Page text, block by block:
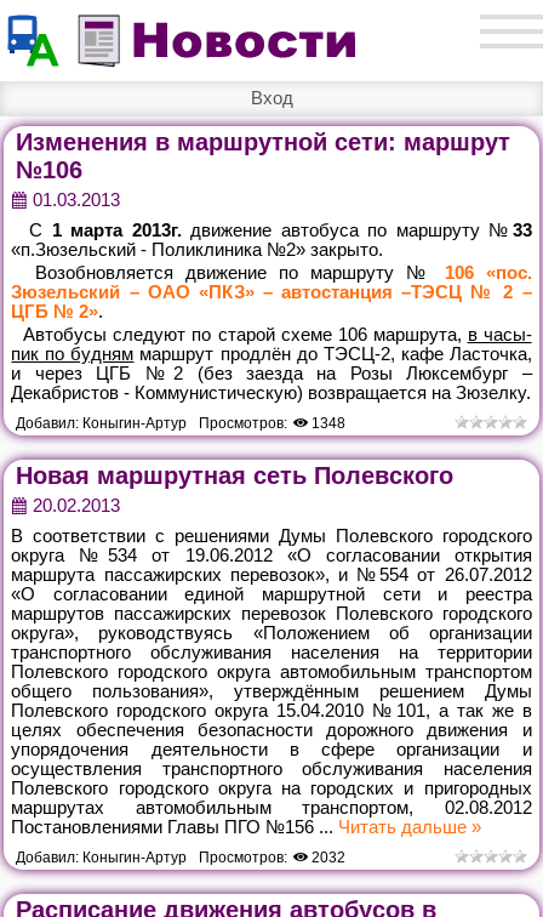
Вход
Изменения в маршрутной сети: маршрут
№106
01.03.2013
С 1 марта 2013г.движение автобуса по маршруту № 33
«п.Зюзельский - Поликлиника №2» закрыто.
Возобновляется движение по маршруту № 106 «пос.
Зюзельский – ОАО «ПКЗ» – автостанция –ТЭСЦ № 2 –
ЦГБ № 2».
Автобусы следуют по старой схеме 106 маршрута, в часы-
пик по будням маршрут продлён до ТЭСЦ-2, кафе Ласточка,
и через ЦГБ №2 (без заезда на Розы Люксембург –
Декабристов - Коммунистическую) возвращается на Зюзелку.
Добавил: Коныгин-Артур Просмотров: 1348
Новая маршрутная сеть Полевского
20.02.2013
В соответствии с решениями Думы Полевского городского
округа №534 от 19.06.2012 «О согласовании открытия
маршрута пассажирских перевозок», и №554 от 26.07.2012
«О согласовании единой маршрутной сети и реестра
маршрутов пассажирских перевозок Полевского городского
округа», руководствуясь «Положением об организации
транспортного обслуживания населения на территории
Полевского городского округа автомобильным транспортом
общего пользования», утверждённым решением Думы
Полевского городского округа 15.04.2010 №101, а так же в
целях обеспечения безопасности дорожного движения и
упорядочения деятельности в сфере организации и
осуществления транспортного обслуживания населения
Полевского городского округа на городских и пригородных
маршрутах автомобильным транспортом, 02.08.2012
Постановлениями Главы ПГО №156 ... Читать дальше »
Добавил: Коныгин-Артур Просмотров: 2032
Расписание движения автобусов в